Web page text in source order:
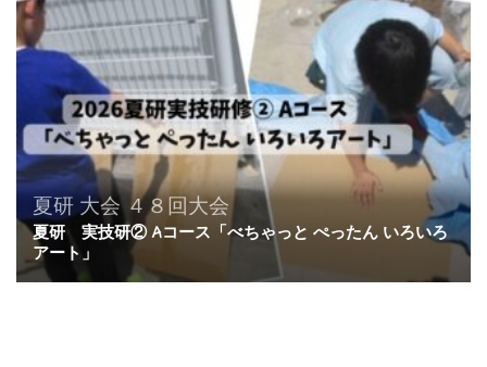
夏研 大会 ４８回大会
夏研 実技研② Aコース「べちゃっと ぺったん いろいろ
アート」